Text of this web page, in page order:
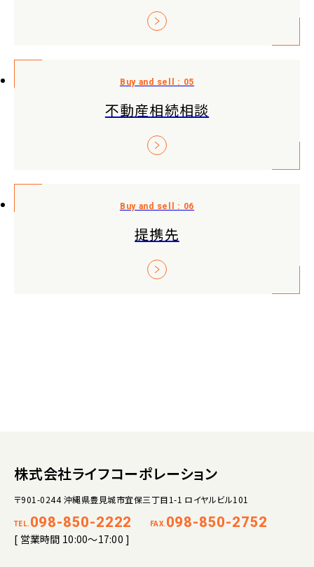
不動産相続相談
提携先
株式会社ライフコーポレーション
〒901-0244 沖縄県豊見城市宜保三丁目1-1 ロイヤルビル101
TEL. 098-850-2222 FAX. 098-850-2752
[ 営業時間 10:00～17:00 ]